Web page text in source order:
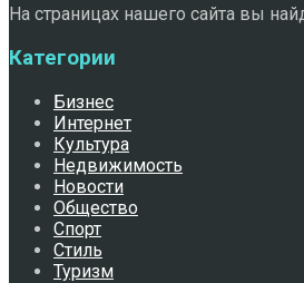
На страницах нашего сайта вы
Категории
Бизнес
Интернет
Культура
Недвижимость
Новости
Общество
Спорт
Стиль
Туризм